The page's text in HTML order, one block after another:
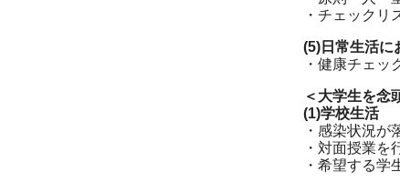
・チェックリ
(5)日常生活に
・健康チェ
＜大学生を念
(1)学校生活
・感染状況が
・対面授業
・希望する学